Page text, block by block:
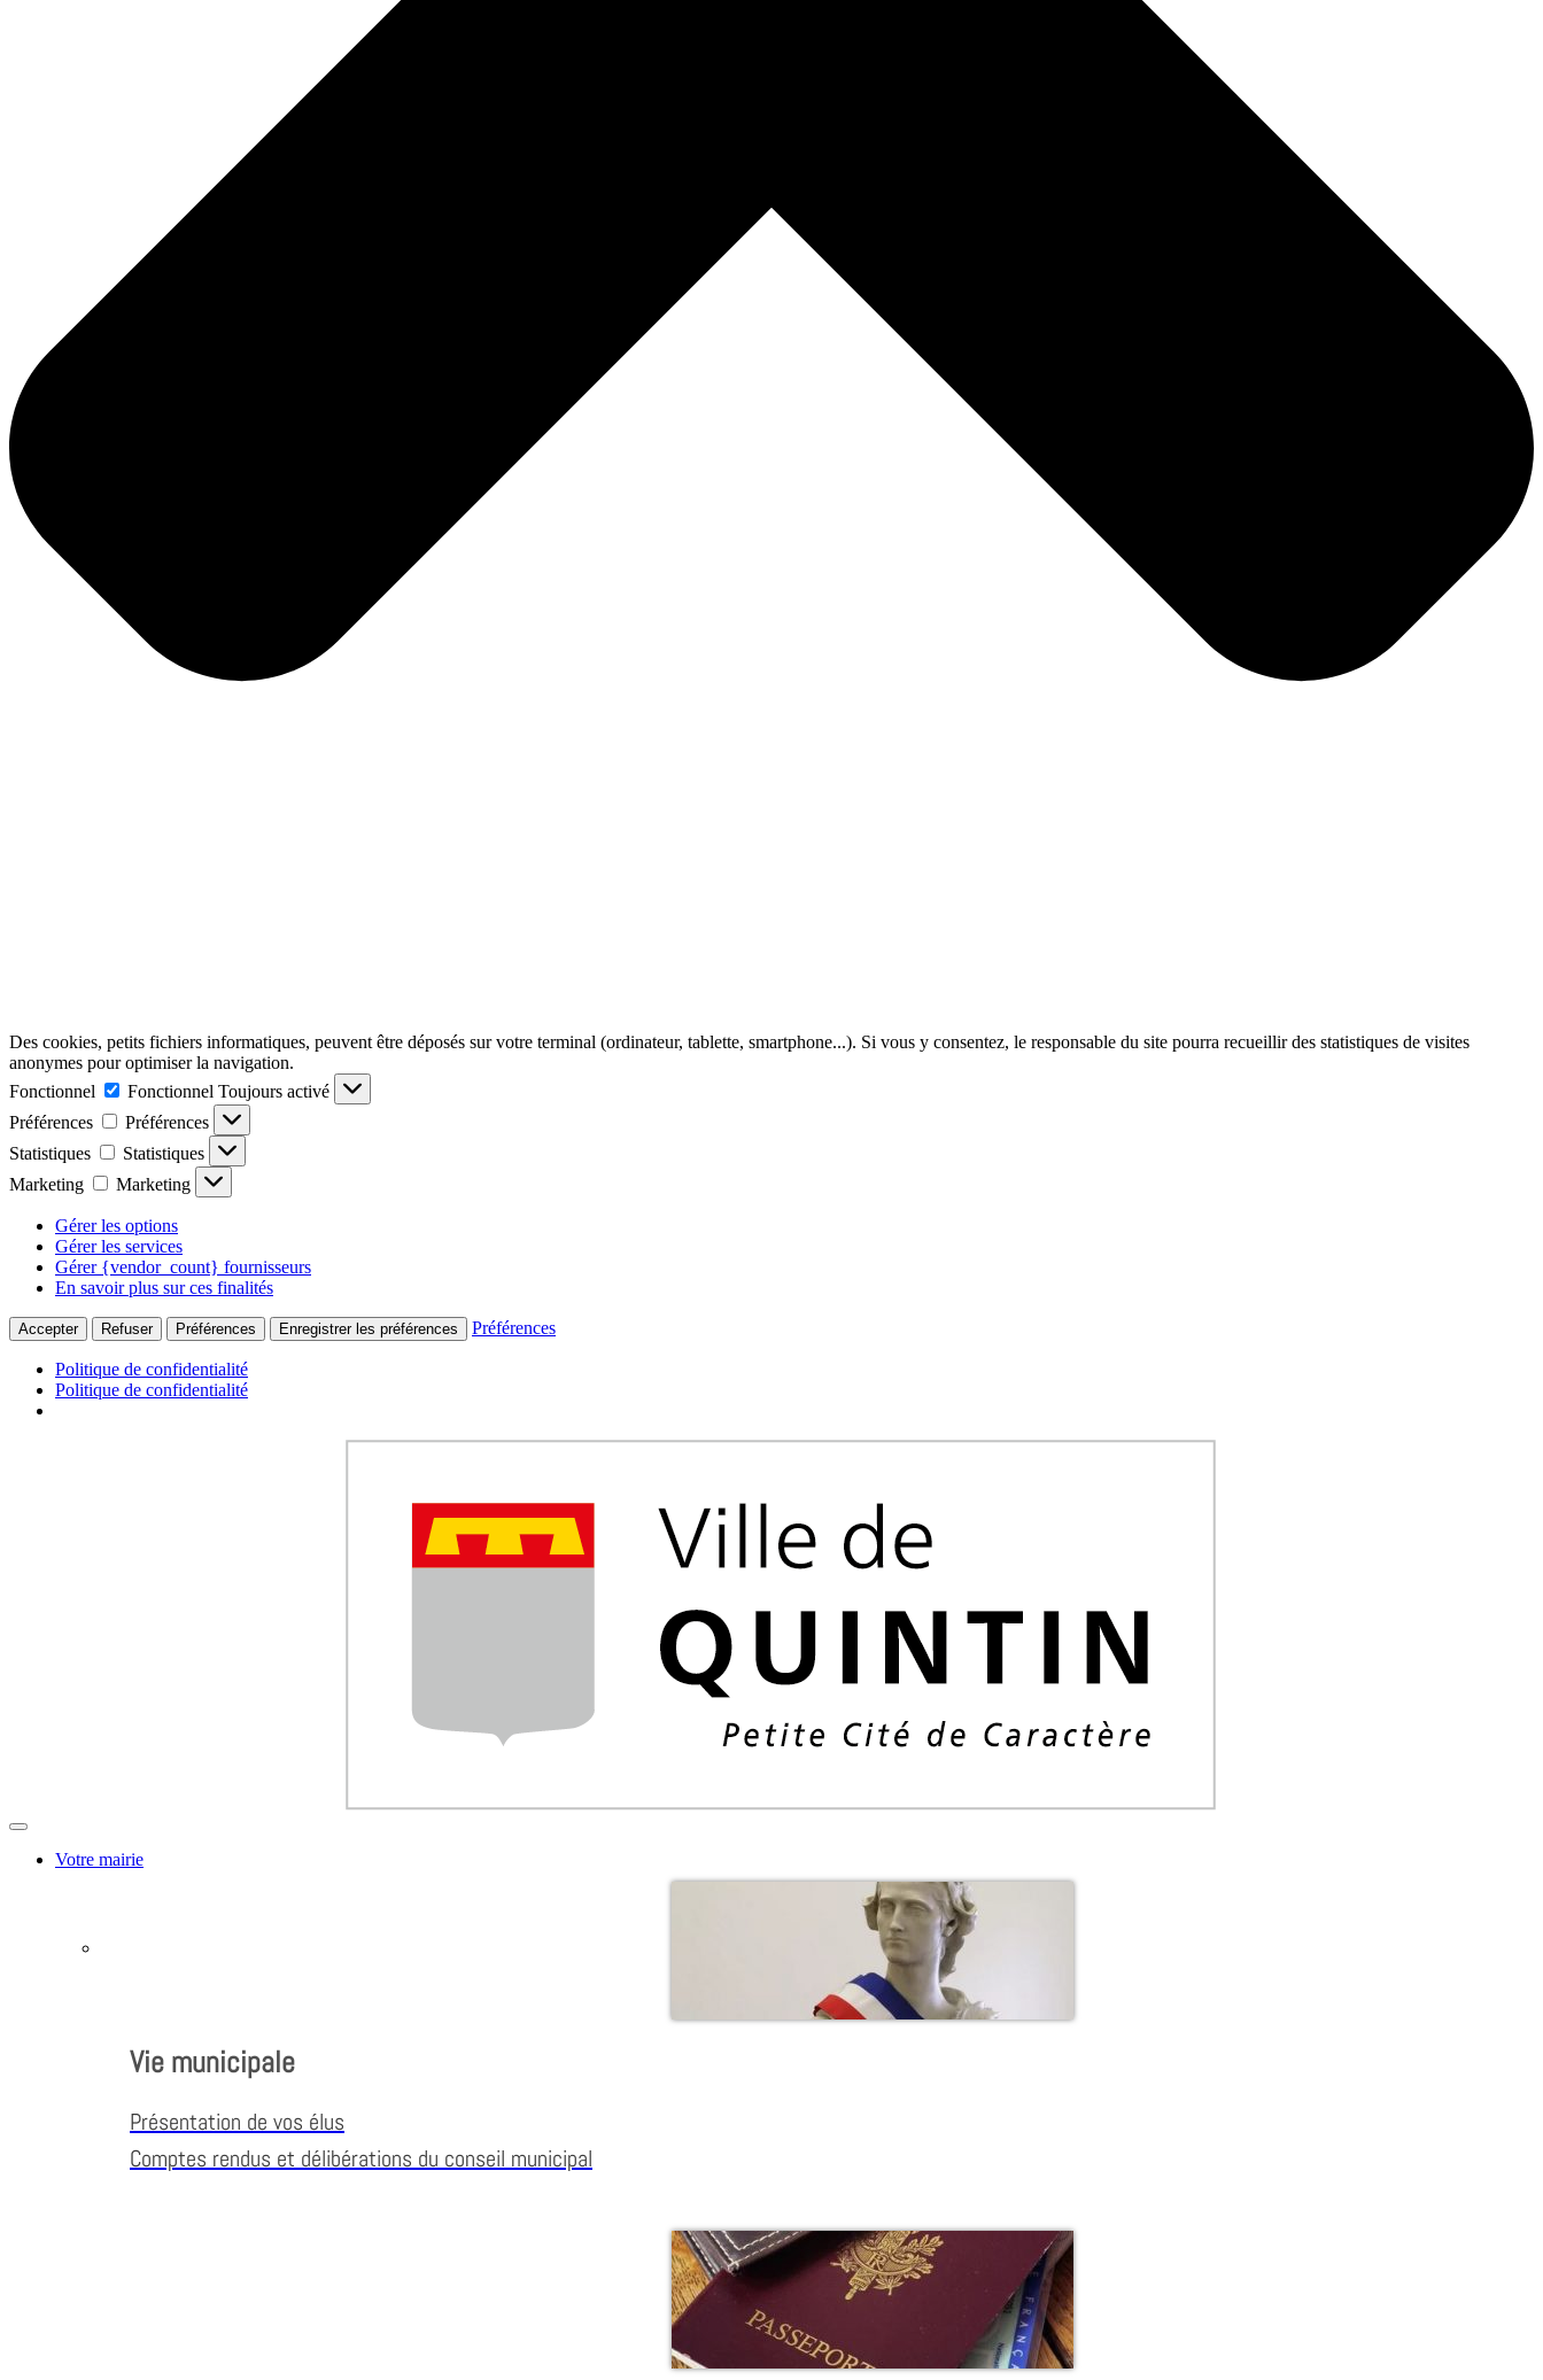
Des cookies, petits fichiers informatiques, peuvent être déposés sur votre terminal (ordinateur, tablette, smartphone...). Si vous y consentez, le responsable du site pourra recueillir des statistiques de visites
anonymes pour optimiser la navigation.
Fonctionnel
Fonctionnel Toujours activé
Préférences
Préférences
Statistiques
Statistiques
Marketing
Marketing
Gérer les options
Gérer les services
Gérer {vendor_count} fournisseurs
En savoir plus sur ces finalités
Accepter Refuser Préférences Enregistrer les préférences Préférences
Politique de confidentialité
Politique de confidentialité
Votre mairie
Vie municipale
Présentation de vos élus
Comptes rendus et délibérations du conseil municipal